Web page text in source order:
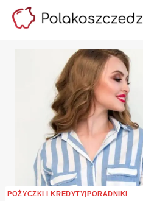
Przejdź
POŻYCZKI I KREDYTY|PORADNIKI